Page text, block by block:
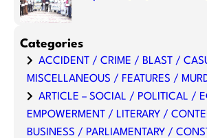
Categories
ACCIDENT / CRIME / BLAST /
MISCELLANEOUS / FEATURES /
ARTICLE – SOCIAL / POLITICAL /
EMPOWERMENT / LITERARY /
BUSINESS / PARLIAMENTARY /